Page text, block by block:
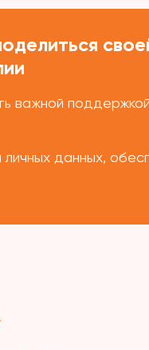
важной
данных,